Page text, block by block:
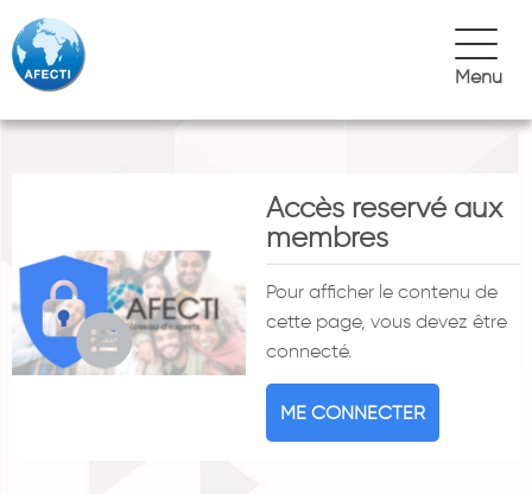
Menu
Accès reservé aux
membres
Pour afficher le contenu de
cette page, vous devez être
connecté.
ME CONNECTER